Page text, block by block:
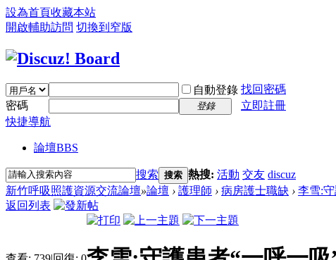
設為首頁收藏本站
開啟輔助訪問 切換到窄版
自動登錄 找回密碼
密碼
登錄
立即註冊
快捷導航
論壇BBS
搜索 搜索 熱搜: 活動 交友 discuz
新竹呼吸照護資源交流論壇»論壇 › 護理師 › 病房護士職缺 › 李雪:
返回列表